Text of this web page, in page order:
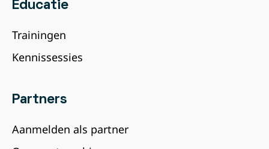
Educatie
Trainingen
Kennissessies
Partners
Aanmelden als partner